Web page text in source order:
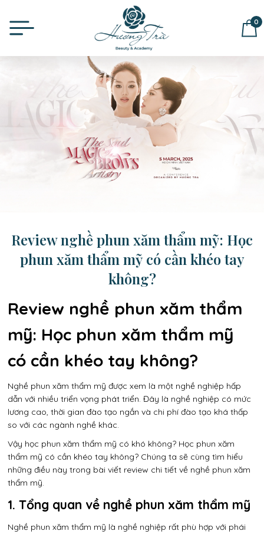
0
Review nghề phun xăm thẩm mỹ: Học
phun xăm thẩm mỹ có cần khéo tay
không?
Review nghề phun xăm thẩm
mỹ: Học phun xăm thẩm mỹ
có cần khéo tay không?
Nghề phun xăm thẩm mỹ được xem là một nghề nghiệp hấp
dẫn với nhiều triển vọng phát triển. Đây là nghề nghiệp có mức
lương cao, thời gian đào tạo ngắn và chi phí đào tạo khá thấp
so với các ngành nghề khác.
Vậy học phun xăm thẩm mỹ có khó không? Học phun xăm
thẩm mỹ có cần khéo tay không? Chúng ta sẽ cùng tìm hiểu
những điều này trong bài viết review chi tiết về nghề phun xăm
thẩm mỹ.
1. Tổng quan về nghề phun xăm thẩm mỹ
Nghề phun xăm thẩm mỹ là nghề nghiệp rất phù hợp với phái
ĐỂ LẠI THÔNG TIN MUA HÀNG,
CHÚNG TÔI SẼ LIÊN HỆ LẠI NGAY